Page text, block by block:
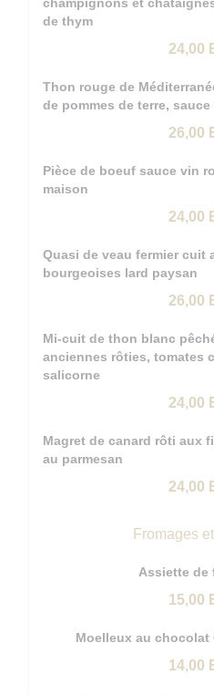
de thym
24,00
Thon rouge de
de pommes de terre, sauce
26,00
Pièce de boeuf sauce vin
maison
24,00
Quasi de veau fermier cuit
bourgeoises lard paysan
26,00
Mi-cuit de thon blanc
anciennes rôties, tomates
salicorne
24,00
Magret de canard rôti aux
au parmesan
24,00
Fromages
Assiette de
15,00
Moelleux au chocolat
14,00